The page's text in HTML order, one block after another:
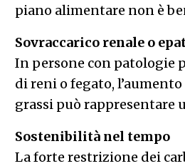
piano alimentare non è
Sovraccarico renale o
In persone con patologie
di reni o fegato,
grassi può rappresentare
Sostenibilità nel tempo
La forte restrizione dei